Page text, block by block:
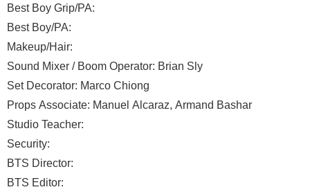
Best Boy Grip/PA:
Best Boy/PA:
Makeup/Hair:
Sound Mixer / Boom Operator: Brian Sly
Set Decorator: Marco Chiong
Props Associate: Manuel Alcaraz, Armand Bashar
Studio Teacher:
Security:
BTS Director:
BTS Editor: